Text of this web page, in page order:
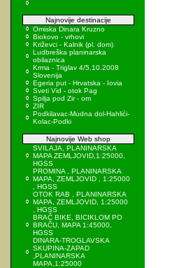
Najnovije destinacije
Omiska Dinara Kruzno
Biokovo - vrhovi
Križevci - Kalnik (pl. dom)
Ludbreška planinarska
obilaznica
Krma - Triglav 4/5.10.2008
Slovenija
Egeria put - Hrvatska - Iovia
Sveti Vid - otok Pag
Spilja pod Zir - om
ZIR
Podkilavac-Mudna dol-Hahlići-
Kolac-Podki
Najnovije Web shop
SVILAJA, PLANINARSKA
MAPA ZEMLJOVID,1:25000,
HGSS
PROMINA , PLANINARSKA
MAPA, ZEMLJOVID , 1:25000
, HGSS
OTOK RAB , PLANINARSKA
MAPA, ZEMLJOVID, 1:25000
, HGSS
BRAČ BIKE, BICIKLOM PO
BRAČU, MAPA 1:45000,
HGSS
DINARA-TROGLAVSKA
SKUPINA-ZAPAD
,PLANINARSKA
MAPA,1:25000